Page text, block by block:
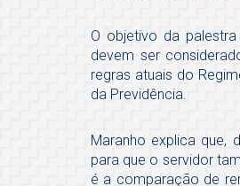
O objetivo da
devem ser
regras atuais do
da Previdência.
Maranho explica que,
para que o servidor
é a comparação de